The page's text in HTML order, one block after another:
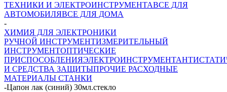
ТЕХНИКИ И ЭЛЕКТРОИНСТРУМЕНТАВСЕ ДЛЯ
АВТОМОБИЛЯВСЕ ДЛЯ ДОМА
-
ХИМИЯ ДЛЯ ЭЛЕКТРОНИКИ
РУЧНОЙ ИНСТРУМЕНТИЗМЕРИТЕЛЬНЫЙ
ИНСТРУМЕНТОПТИЧЕСКИЕ
ПРИСПОСОБЛЕНИЯЭЛЕКТРОИНСТРУМЕНТ
И СРЕДСТВА ЗАЩИТЫПРОЧИЕ РАСХОДНЫЕ
МАТЕРИАЛЫ СТАНКИ
-Цапон лак (синий) 30мл.стекло